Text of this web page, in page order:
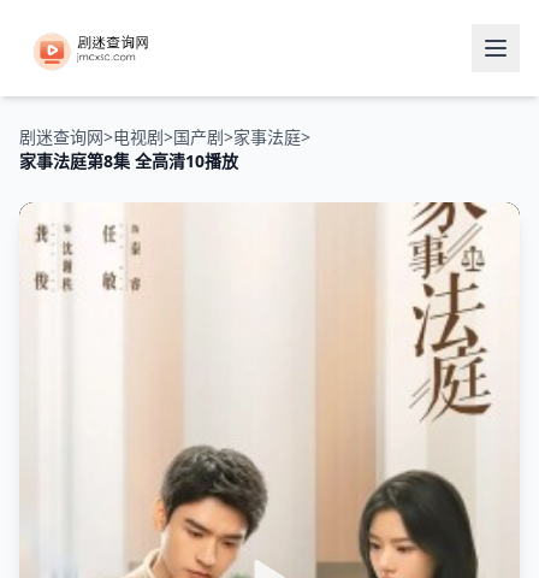
剧迷查询网>电视剧>国产剧>家事法庭>
家事法庭第8集 全高清10播放